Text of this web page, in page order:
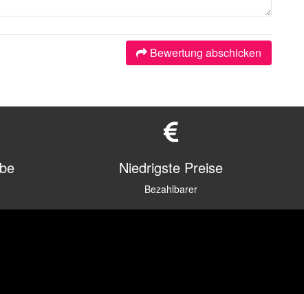
Bewertung abschicken
Niedrigste Preise
Bezahlbarer